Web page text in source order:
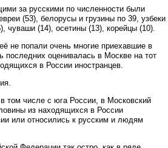
за русскими по численности были
(53), белорусы и грузины по 39, узбеки
чуваши (14), осетины (13), корейцы (10).
не попали очень многие приехавшие в
последних оценивалась в Москве на тот
в России иностранцев.
том числе с юга России, в Московский
из находящихся в России
или относились к русским и людям